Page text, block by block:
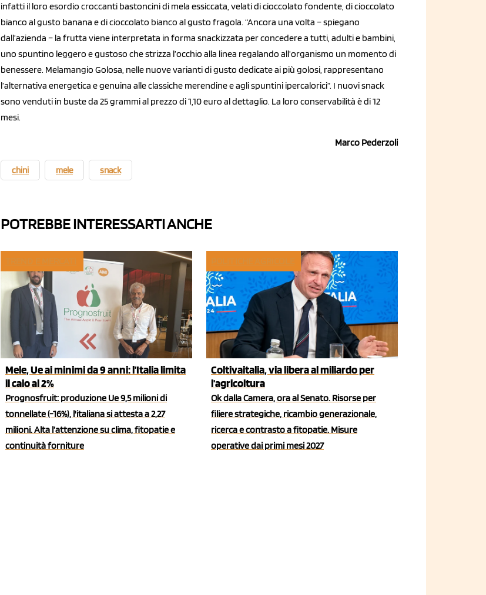
infatti il loro esordio croccanti bastoncini di mela essiccata, velati di cioccolato fondente, di cioccolato
bianco al gusto banana e di cioccolato bianco al gusto fragola. “Ancora una volta – spiegano
dall’azienda – la frutta viene interpretata in forma snackizzata per concedere a tutti, adulti e bambini,
uno spuntino leggero e gustoso che strizza l’occhio alla linea regalando all’organismo un momento di
benessere. Melamangio Golosa, nelle nuove varianti di gusto dedicate ai più golosi, rappresentano
l’alternativa energetica e genuina alle classiche merendine e agli spuntini ipercalorici”. I nuovi snack
sono venduti in buste da 25 grammi al prezzo di 1,10 euro al dettaglio. La loro conservabilità è di 12
mesi.
Marco Pederzoli
chini mele snack
POTREBBE INTERESSARTI ANCHE
Mele, Ue ai minimi da 9 anni: l’Italia limita
il calo al 2%
Prognosfruit: produzione Ue 9,5 milioni di
tonnellate (-16%), l'italiana si attesta a 2,27
milioni. Alta l’attenzione su clima, fitopatie e
continuità forniture
Coltivaitalia, via libera al miliardo per
l'agricoltura
Ok dalla Camera, ora al Senato. Risorse per
filiere strategiche, ricambio generazionale,
ricerca e contrasto a fitopatie. Misure
operative dai primi mesi 2027